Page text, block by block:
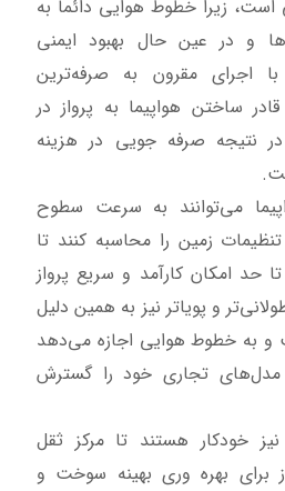
زیرا خطوط هوایی دائماً به
و در عین حال بهبود ایمنی
اجرای مقرون به صرفه‌ترین
ساختن هواپیما به پرواز در
در نتیجه صرفه جویی در هزینه
می‌توانند به سرعت سطوح
زمین را محاسبه کنند تا
تا حد امکان کارآمد و سریع پرواز
و پویاتر نیز به همین دلیل
و به خطوط هوایی اجازه می‌دهد
تجاری خود را گسترش
خودکار هستند تا مرکز ثقل
برای بهره وری بهینه سوخت و